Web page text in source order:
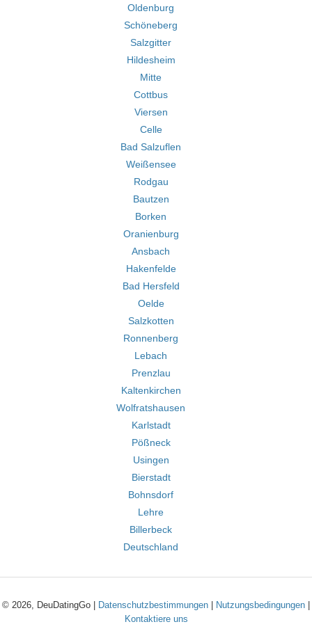
Oldenburg
Schöneberg
Salzgitter
Hildesheim
Mitte
Cottbus
Viersen
Celle
Bad Salzuflen
Weißensee
Rodgau
Bautzen
Borken
Oranienburg
Ansbach
Hakenfelde
Bad Hersfeld
Oelde
Salzkotten
Ronnenberg
Lebach
Prenzlau
Kaltenkirchen
Wolfratshausen
Karlstadt
Pößneck
Usingen
Bierstadt
Bohnsdorf
Lehre
Billerbeck
Deutschland
© 2026, DeuDatingGo | Datenschutzbestimmungen Nutzungsbedingungen
Kontaktiere uns